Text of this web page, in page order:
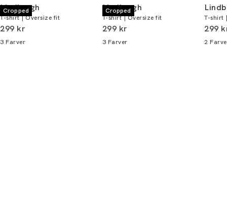
Du kan indløse din bonus 365 dage om året i
alle butikker og online.
Cropped
Lindbergh
T-shirt | Oversize fit
I alt (inkl. rabat)
299 kr
3 Farver
Cropped
Lindbergh
T-shirt | Oversize fit
I alt (inkl. rabat)
299 kr
3 Farver
T-shirt
I alt
299
2